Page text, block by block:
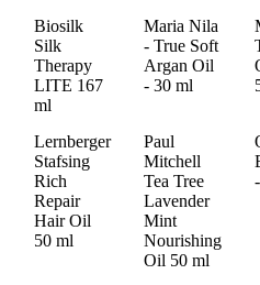
Biosilk
Silk
Therapy
LITE 167
ml
Maria Nila
- True Soft
Argan Oil
- 30 ml
Lernberger
Stafsing
Rich
Repair
Hair Oil
50 ml
Paul
Mitchell
Tea Tree
Lavender
Mint
Nourishing
Oil 50 ml